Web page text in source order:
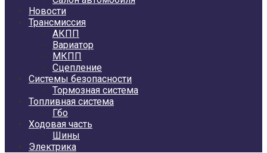
Новости
Трансмиссия
АКПП
Вариатор
МКПП
Сцепление
Системы безопасности
Тормозная система
Топливная система
Гбо
Ходовая часть
Шины
Электрика